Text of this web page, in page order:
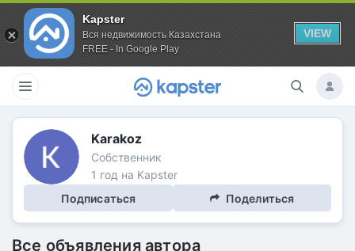
Kapster
Вся недвижимость Казахстана
FREE - In Google Play
VIEW
Karakoz
Собственник
1 год на Kapster
Подписаться
Поделиться
Все объявления автора